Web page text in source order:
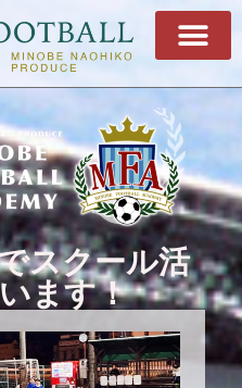
スクール活
ます！